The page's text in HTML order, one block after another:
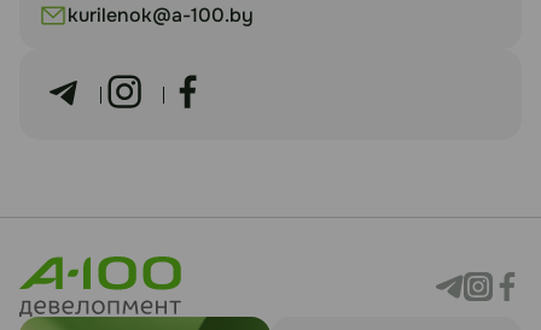
kurilenok@a-100.by